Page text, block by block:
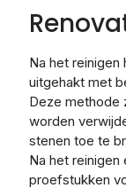
Na het
uitgehakt met
Deze methode
worden
stenen toe te
Na het reinigen
proefstukken